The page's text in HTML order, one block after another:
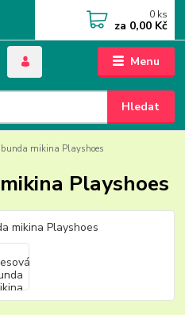
Menu
Hledat
0 ks
za 0,00 Kč
bunda mikina Playshoes
Playshoes